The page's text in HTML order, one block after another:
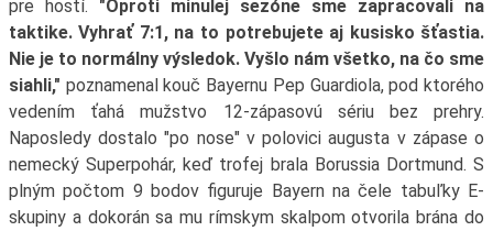
pre hostí. "Oproti minulej sezóne sme zapracovali na
taktike. Vyhrať 7:1, na to potrebujete aj kusisko šťastia.
Nie je to normálny výsledok. Vyšlo nám všetko, na čo sme
siahli," poznamenal kouč Bayernu Pep Guardiola, pod ktorého
vedením ťahá mužstvo 12-zápasovú sériu bez prehry.
Naposledy dostalo "po nose" v polovici augusta v zápase o
nemecký Superpohár, keď trofej brala Borussia Dortmund. S
plným počtom 9 bodov figuruje Bayern na čele tabuľky E-
skupiny a dokorán sa mu rímskym skalpom otvorila brána do